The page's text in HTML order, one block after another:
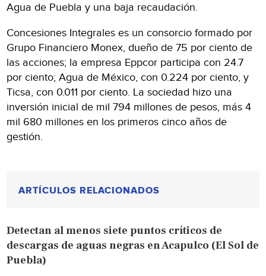
Agua de Puebla y una baja recaudación.
Concesiones Integrales es un consorcio formado por
Grupo Financiero Monex, dueño de 75 por ciento de
las acciones; la empresa Eppcor participa con 24.7
por ciento; Agua de México, con 0.224 por ciento, y
Ticsa, con 0.011 por ciento. La sociedad hizo una
inversión inicial de mil 794 millones de pesos, más 4
mil 680 millones en los primeros cinco años de
gestión.
ARTÍCULOS RELACIONADOS
Detectan al menos siete puntos críticos de
descargas de aguas negras en Acapulco (El Sol de
Puebla)